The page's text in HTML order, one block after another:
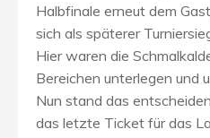
Halbfinale erneut dem
sich als späterer
Hier waren die
Bereichen unterlegen und
Nun stand das
das letzte Ticket für das